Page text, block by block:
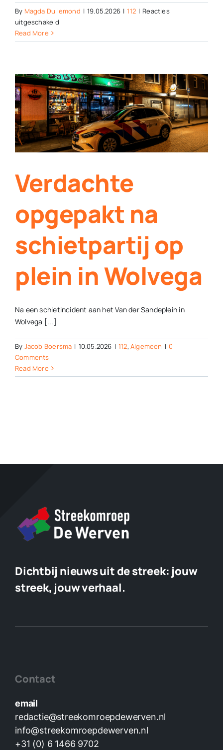
By Magda Dullemond | 19.05.2026 | 112 | Reacties
uitgeschakeldvoor
steelt
babbeltruc
Read More
Verdachte
opgepakt na
schietpartij op
plein in Wolvega
Na een schietincident aan het Van der Sandeplein in
Wolvega [...]
By Jacob Boersma | 10.05.2026 | 112, Algemeen | 0
Comments
Read More
Dichtbij nieuws uit de streek: jouw
streek, jouw verhaal.
Contact
email
redactie@streekomroepdewerven.nl
info@streekomroepdewerven.nl
+31 (0) 6 1466 9702